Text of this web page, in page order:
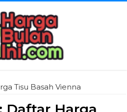
Tisu Basah Vienna